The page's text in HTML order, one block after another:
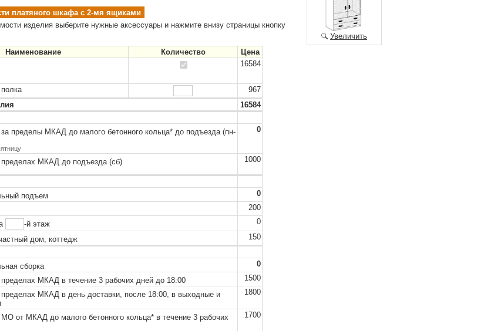
платяного шкафа с 2-мя ящиками
изделия выберите нужные аксессуары и нажмите внизу страницы кнопку
Наименование Количество
Цена
16584
967
16584
пределы МКАД до малого бетонного кольца*до подъезда (пн-
0
МКАД до подъезда (сб) 1000
подъем
0
200
-й этаж
0
дом, коттедж
150
сборка
0
МКАД в течение 3 рабочих дней до 18:00
1500
МКАД в день доставки, после 18:00, в выходные и
1800
от МКАД до малого бетонного кольца*в течение 3 рабочих
1700
Увеличить